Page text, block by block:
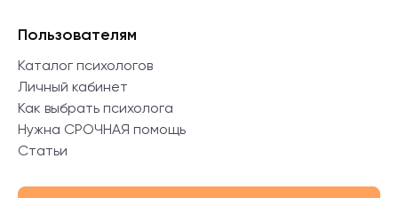
Пользователям
Каталог психологов
Личный кабинет
Как выбрать психолога
Нужна СРОЧНАЯ помощь
Статьи